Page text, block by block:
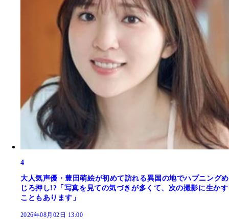
4
大人気声優・豊田萌絵が初めて訪れる異国の地でハプニングめ
じろ押し!?「写真を見ての気づきが多くて、次の撮影に生かす
こともあります」
2026年08月02日 13:00